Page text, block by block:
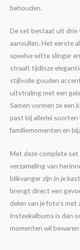
behouden.
De set bestaat uit drie
aanvullen. Het eerste
speelse witte slinger
straalt tijdloze
stijlvolle gouden
uitstraling met een
Samen vormen ze een
past bij allerlei soorten
familiemomenten en
Met deze complete
verzameling van
blikvanger zijn in je
brengt direct een
delen van je foto’s
insteekalbums is dan
momenten wil